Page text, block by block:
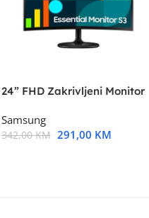
24” FHD Zakrivljeni Monitor
Samsung
342,00KM 291,00 KM